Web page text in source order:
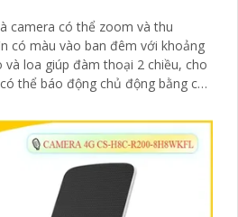
camera có thể zoom và thu
có màu vào ban đêm với khoảng
loa giúp đàm thoại 2 chiều, cho
thể báo động chủ động bằng còi